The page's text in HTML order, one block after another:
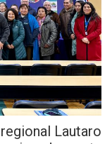
Lautaro